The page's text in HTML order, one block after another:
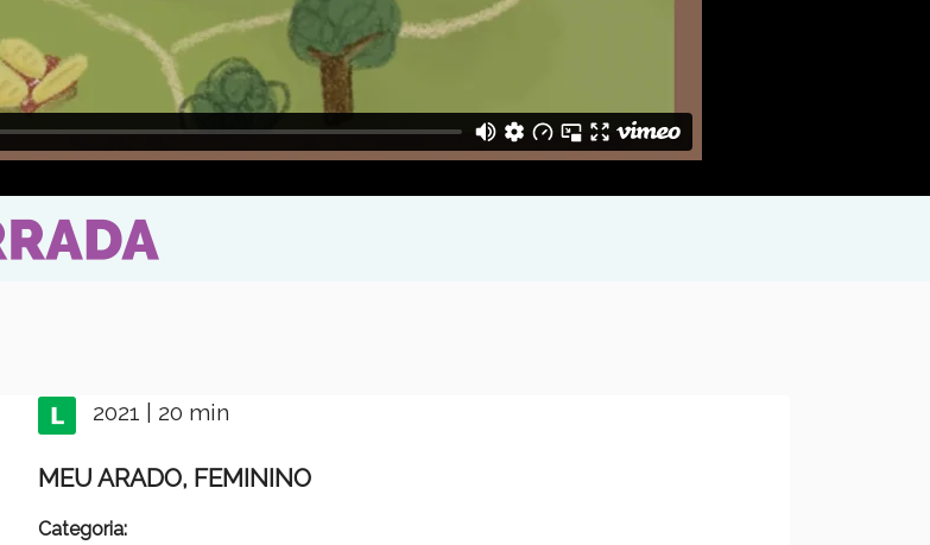
2021 | 20 min
MEU ARADO, FEMININO
Categoria: